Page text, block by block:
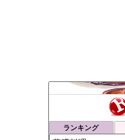
ランキング